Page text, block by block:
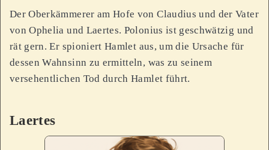
Der Oberkämmerer am Hofe von Claudius und der Vater
von Ophelia und Laertes. Polonius ist geschwätzig und
rät gern. Er spioniert Hamlet aus, um die Ursache für
dessen Wahnsinn zu ermitteln, was zu seinem
versehentlichen Tod durch Hamlet führt.
Laertes